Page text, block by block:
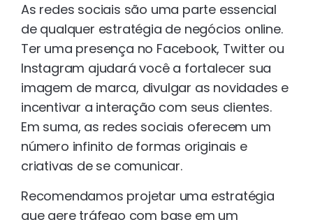
As redes sociais são uma parte essencial
de qualquer estratégia de negócios online.
Ter uma presença no Facebook, Twitter ou
Instagram ajudará você a fortalecer sua
imagem de marca, divulgar as novidades e
incentivar a interação com seus clientes.
Em suma, as redes sociais oferecem um
número infinito de formas originais e
criativas de se comunicar.
Recomendamos projetar uma estratégia
que gere tráfego com base em um